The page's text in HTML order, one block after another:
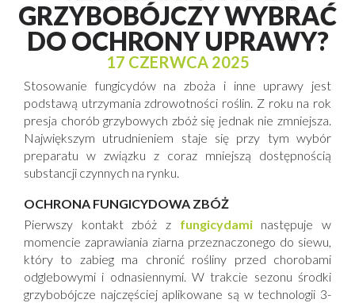
GRZYBOBÓJCZY WYBRAĆ
DO OCHRONY UPRAWY?
17 CZERWCA 2025
Stosowanie fungicydów na zboża i inne uprawy jest
podstawą utrzymania zdrowotności roślin. Z roku na rok
presja chorób grzybowych zbóż się jednak nie zmniejsza.
Największym utrudnieniem staje się przy tym wybór
preparatu w związku z coraz mniejszą dostępnością
substancji czynnych na rynku.
OCHRONA FUNGICYDOWA ZBÓŻ
Pierwszy kontakt zbóż z fungicydaminastępuje w
momencie zaprawiania ziarna przeznaczonego do siewu,
który to zabieg ma chronić rośliny przed chorobami
odglebowymi i odnasiennymi. W trakcie sezonu środki
grzybobójcze najczęściej aplikowane są w technologii 3-